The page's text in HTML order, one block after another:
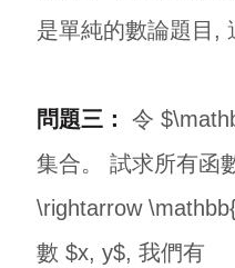
是單純的數論題目,
問題三： 令
集合。 試求所有函
\rightarrow
數 $x, y$, 我們有